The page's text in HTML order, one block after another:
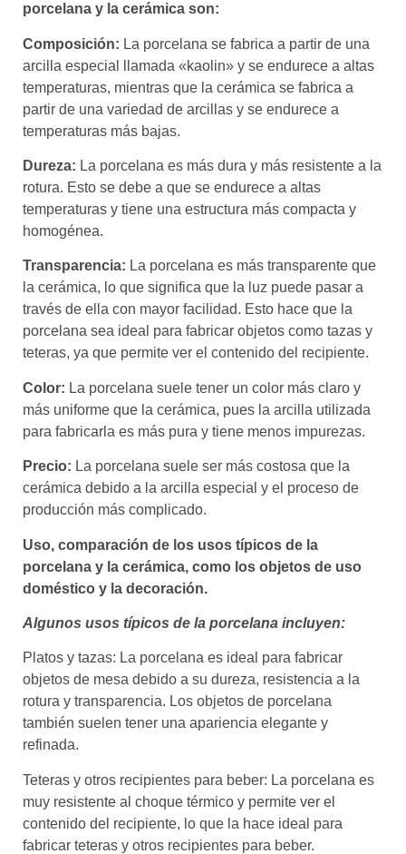
porcelana y la cerámica son:
Composición: La porcelana se fabrica a partir de una
arcilla especial llamada «kaolin» y se endurece a altas
temperaturas, mientras que la cerámica se fabrica a
partir de una variedad de arcillas y se endurece a
temperaturas más bajas.
Dureza: La porcelana es más dura y más resistente a la
rotura. Esto se debe a que se endurece a altas
temperaturas y tiene una estructura más compacta y
homogénea.
Transparencia: La porcelana es más transparente que
la cerámica, lo que significa que la luz puede pasar a
través de ella con mayor facilidad. Esto hace que la
porcelana sea ideal para fabricar objetos como tazas y
teteras, ya que permite ver el contenido del recipiente.
Color: La porcelana suele tener un color más claro y
más uniforme que la cerámica, pues la arcilla utilizada
para fabricarla es más pura y tiene menos impurezas.
Precio: La porcelana suele ser más costosa que la
cerámica debido a la arcilla especial y el proceso de
producción más complicado.
Uso, comparación de los usos típicos de la
porcelana y la cerámica, como los objetos de uso
doméstico y la decoración.
Algunos usos típicos de la porcelana incluyen:
Platos y tazas: La porcelana es ideal para fabricar
objetos de mesa debido a su dureza, resistencia a la
rotura y transparencia. Los objetos de porcelana
también suelen tener una apariencia elegante y
refinada.
Teteras y otros recipientes para beber: La porcelana es
muy resistente al choque térmico y permite ver el
contenido del recipiente, lo que la hace ideal para
fabricar teteras y otros recipientes para beber.